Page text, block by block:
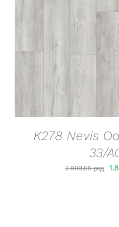
K278 Nevis
33/
2.999,00рсд